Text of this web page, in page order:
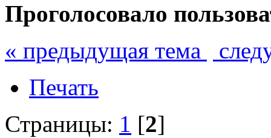
Проголосовало
« предыдущая тема
Печать
Страницы: 1 [2]